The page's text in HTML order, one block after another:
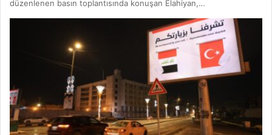
düzenlenen basın toplantısında konuşan Elahiyan,…